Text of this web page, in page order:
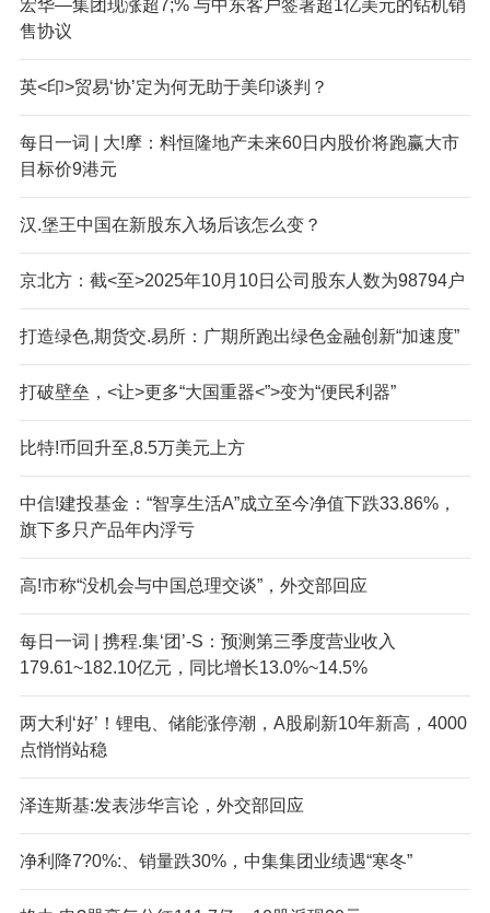
宏华—集团现涨超7;% 与中东客户签署超1亿美元的钻机销
售协议
英<印>贸易‘协’定为何无助于美印谈判？
每日一词 | 大!摩：料恒隆地产未来60日内股价将跑赢大市
目标价9港元
汉.堡王中国在新股东入场后该怎么变？
京北方：截<至>2025年10月10日公司股东人数为98794户
打造绿色,期货交.易所：广期所跑出绿色金融创新“加速度”
打破壁垒，<让>更多“大国重器<”>变为“便民利器”
比特!币回升至,8.5万美元上方
中信!建投基金：“智享生活A”成立至今净值下跌33.86%，
旗下多只产品年内浮亏
高!市称“没机会与中国总理交谈”，外交部回应
每日一词 | 携程.集‘团’-S：预测第三季度营业收入
179.61~182.10亿元，同比增长13.0%~14.5%
两大利‘好’！锂电、储能涨停潮，A股刷新10年新高，4000
点悄悄站稳
泽连斯基:发表涉华言论，外交部回应
净利降7?0%:、销量跌30%，中集集团业绩遇“寒冬”